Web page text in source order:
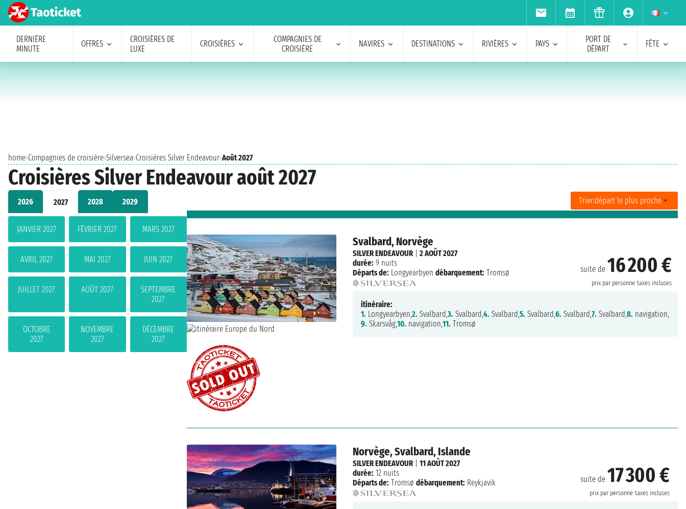
DERNIÈRE
MINUTE
OFFRES
CROISIÈRES DE
LUXE
CROISIÈRES
COMPAGNIES DE
CROISIÈRE
NAVIRES DESTINATIONS RIVIÈRES PAYS
PORT DE
DÉPART
FÊTE
home›Compagnies de croisière›Silversea›Croisières Silver Endeavour›Août 2027
Croisières Silver Endeavour août 2027
2026 2027 2028 2029
JANVIER 2027 FÉVRIER 2027 MARS 2027
AVRIL 2027 MAI 2027 JUIN 2027
JUILLET 2027 AOÛT 2027
SEPTEMBRE
2027
OCTOBRE
2027
NOVEMBRE
2027
DÉCEMBRE
2027
Trier:départ le plus proche
Svalbard, Norvège
suite de 16 200 €
prix par personne taxes incluses
SILVER ENDEAVOUR| 2 AOÛT 2027
durée: 9 nuits
Départs de: Longyearbyen débarquement: Tromsø
itinéraire:
1. Longyearbyen,2. Svalbard,3. Svalbard,4. Svalbard,5. Svalbard,6. Svalbard,7. Svalbard,8. navigation,
9. Skarsvåg,10. navigation,11. Tromsø
Norvège, Svalbard, Islande
suite de 17 300 €
prix par personne taxes incluses
SILVER ENDEAVOUR| 11 AOÛT 2027
durée: 12 nuits
Départs de: Tromsø débarquement: Reykjavik